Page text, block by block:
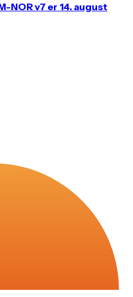
NOR v7 er 14. august